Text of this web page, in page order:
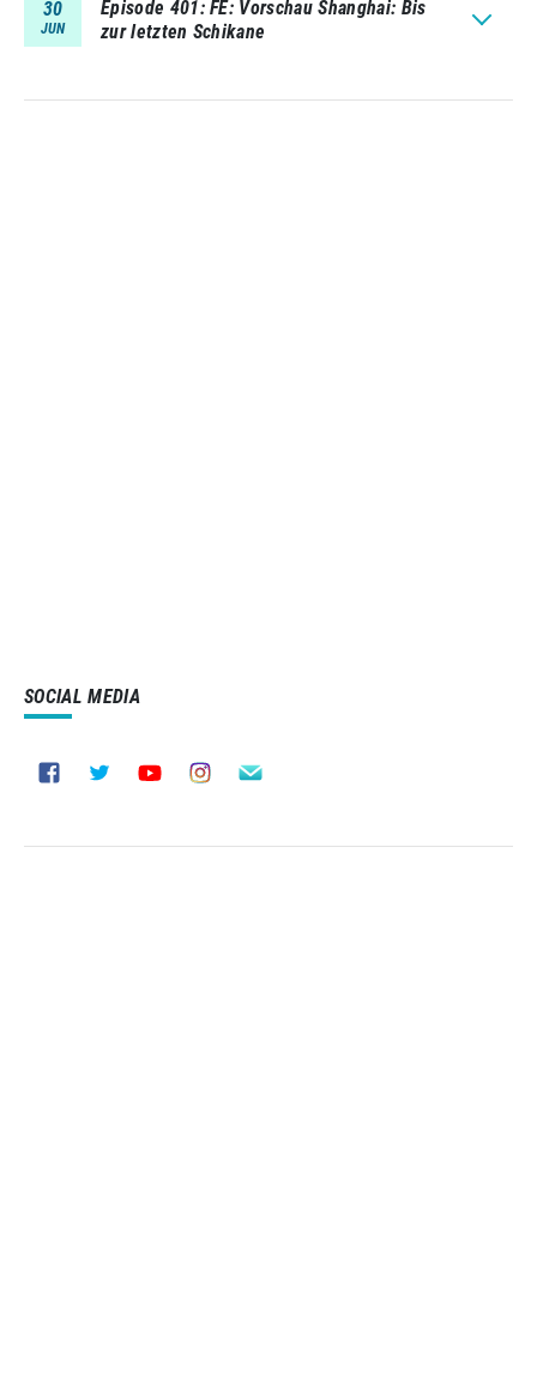
30
JUN
Episode 401 FE: Vorschau Shanghai: Bis
zur letzten Schikane
SOCIAL MEDIA